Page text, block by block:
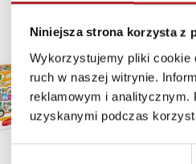
Niniejsza strona korzysta z
Wykorzystujemy pliki cookie
ruch w naszej witrynie.
reklamowym i analitycznym.
uzyskanymi podczas